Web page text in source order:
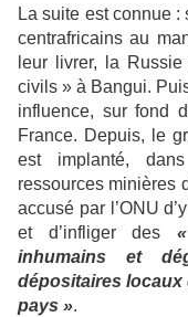
La suite est connue
centrafricains au
leur livrer, la
civils » à Bangui.
influence, sur fond
France. Depuis, le
est implanté,
ressources minières
accusé par l’ONU
et d’infliger des
inhumains et
dépositaires locaux
pays ».